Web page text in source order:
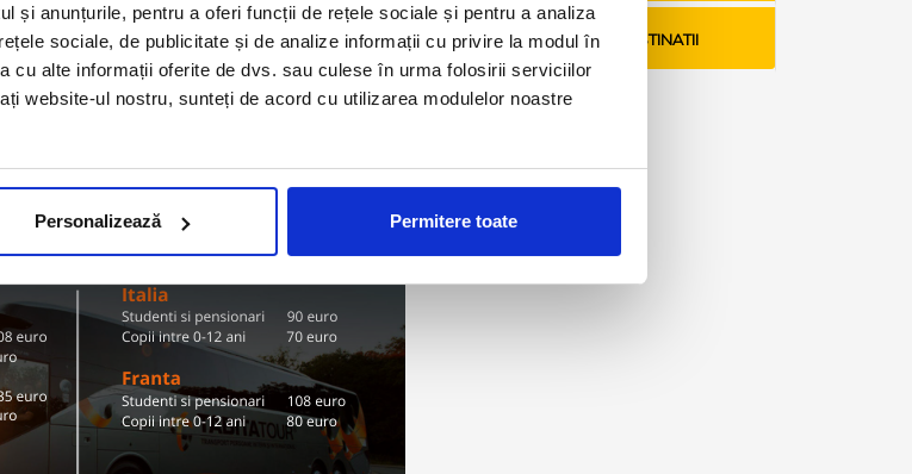
și anunțurile, pentru a oferi funcții de rețele sociale și pentru a analiza
sociale, de publicitate și de analize informații cu privire la modul în
cu alte informații oferite de dvs. sau culese în urma folosirii serviciilor
website-ul nostru, sunteți de acord cu utilizarea modulelor noastre
Personalizează Permitere toate
Olanda VEZI TARIFE SI DESTINATII